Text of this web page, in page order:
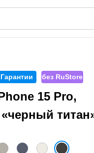
Гарантии без RuStore
15 Pro,
«черный